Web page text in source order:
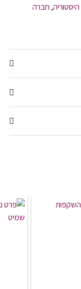
היסטוריה, חברה